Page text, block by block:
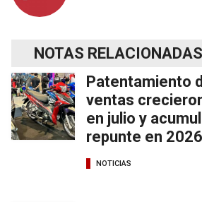
NOTAS RELACIONADAS
Patentamiento
ventas
en julio y
repunte en 2026
NOTICIAS